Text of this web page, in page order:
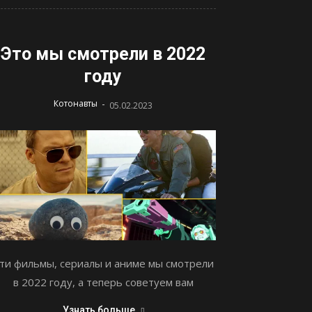
Это мы смотрели в 2022
году
Котонавты - 05.02.2023
фильмы, сериалы и аниме мы смотрели
в 2022 году, а теперь советуем вам